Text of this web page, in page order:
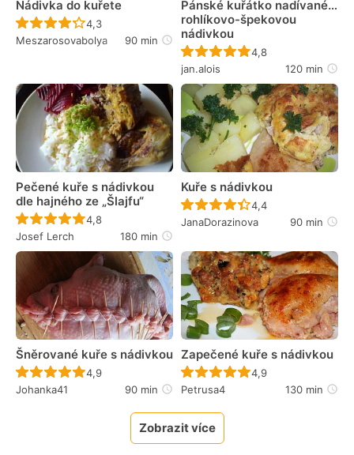
Nádivka do kuřete
Recept ještě nebyl hodnocen
4,3
Meszarosovabolya
90 min
Pánské kuřátko nadívané…
rohlíkovo-špekovou
nádivkou
Recept ještě nebyl
4,8
jan.alois
120 min
Pečené kuře s nádivkou
dle hajného ze „Šlajfu“
Recept ještě nebyl hodnocen
4,8
Josef Lerch
180 min
Kuře s nádivkou
Recept ještě nebyl
4,4
JanaDorazinova
90 min
Šněrované kuře s nádivkou
Recept ještě nebyl hodnocen
4,9
Johanka41
90 min
Zapečené kuře s nádivkou
Recept ještě nebyl
4,9
Petrusa4
130 min
Zobrazit více